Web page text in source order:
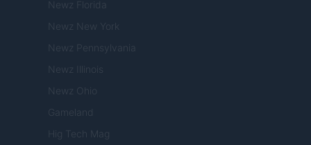
Newz Florida
Newz New York
Newz Pennsylvania
Newz Illinois
Newz Ohio
Gameland
Hig Tech Mag